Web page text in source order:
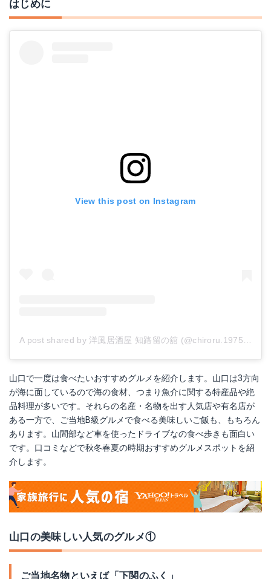
はじめに
View this post on Instagram
A post shared by 洋風居酒屋 知路留の舘 (@chiroru.1975)on
山口で一度は食べたいおすすめグルメを紹介します。山口は3方向
が海に面しているので海の食材、つまり魚介に関する特産品や絶
品料理が多いです。それらの名産・名物を出す人気店や有名店が
ある一方で、ご当地B級グルメで食べる美味しいご飯も、もちろん
あります。山間部など車を使ったドライブなの食べ歩きも面白い
です。口コミなどで秋冬春夏の時期おすすめグルメスポットを紹
介します。
山口の美味しい人気のグルメ①
ご当地名物といえば「下関のふく」